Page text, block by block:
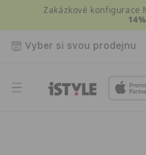
Přejít kZakázkové konfigurace
Vyber si svou prodejnu